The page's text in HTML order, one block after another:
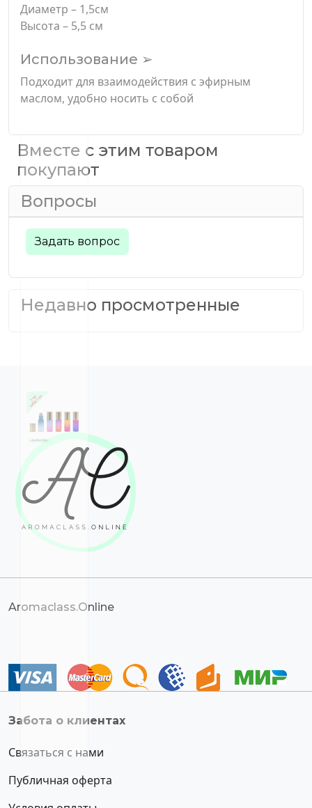
Диаметр – 1,5см
Высота – 5,5 см
Использование ➢
Подходит для взаимодействия с эфирным
маслом, удобно носить с собой
Вместе с этим товаром
покупают
Вопросы
Задать вопрос
Недавно просмотренные
Aromaclass.Online
Забота о клиентах
Связаться с нами
Публичная оферта